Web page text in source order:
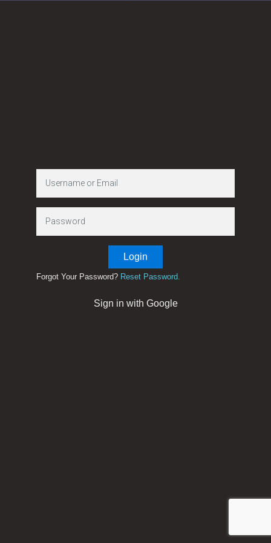
जिल्ला प्रशासन
कार्यालय,
ओखलढुंगा
ओखलढुंगा
Login
Forgot Your Password? Reset Password.
Sign in with Google